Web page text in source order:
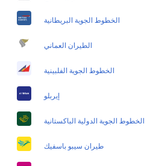
الخطوط الجوية البريطانية
الطيران العماني
الخطوط الجوية الفلبينية
إيربلو
الخطوط الجوية الدولية الباكستانية
طيران سيبو باسفيك